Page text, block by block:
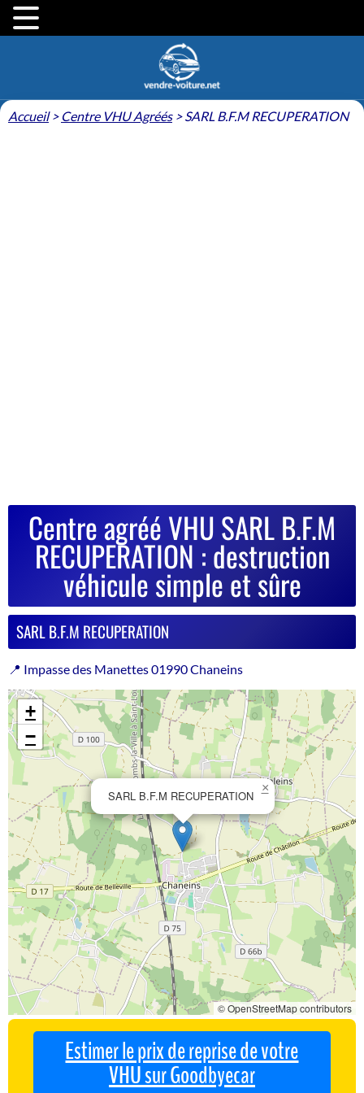
Accueil> Centre VHU Agréés>SARL B.F.M RECUPERATION
Centre agréé VHU SARL B.F.M
RECUPERATION : destruction
véhicule simple et sûre
SARL B.F.M RECUPERATION
📍 Impasse des Manettes 01990 Chaneins
SARL B.F.M RECUPERATION
×
+
−
© OpenStreetMap contributors
Estimer le prix de reprise de votre
VHU sur Goodbyecar